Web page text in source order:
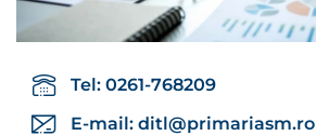
Tel: 0261-768209
E-mail: ditl@primariasm.ro